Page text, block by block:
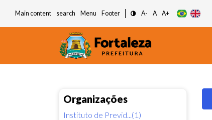
Main content search Menu Footer A- A A+
Organizações
Instituto de Previd...(1)